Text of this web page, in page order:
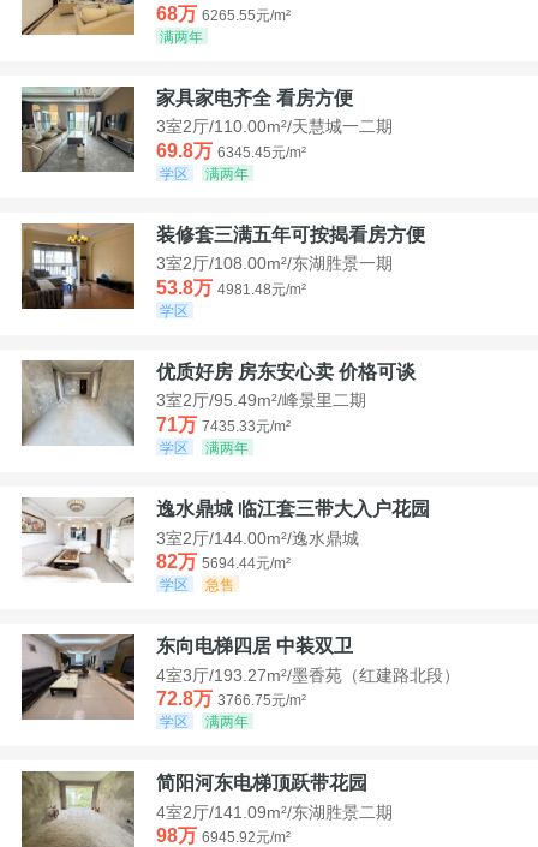
68万 6265.55元/m²
满两年
家具家电齐全 看房方便
3室2厅/110.00m²/天慧城一二期
69.8万 6345.45元/m²
学区
满两年
装修套三满五年可按揭看房方便
3室2厅/108.00m²/东湖胜景一期
53.8万 4981.48元/m²
学区
优质好房 房东安心卖 价格可谈
3室2厅/95.49m²/峰景里二期
71万 7435.33元/m²
学区
满两年
逸水鼎城 临江套三带大入户花园
3室2厅/144.00m²/逸水鼎城
82万 5694.44元/m²
学区
急售
东向电梯四居 中装双卫
4室3厅/193.27m²/墨香苑（红建路北段）
72.8万 3766.75元/m²
学区
满两年
简阳河东电梯顶跃带花园
4室2厅/141.09m²/东湖胜景二期
98万 6945.92元/m²